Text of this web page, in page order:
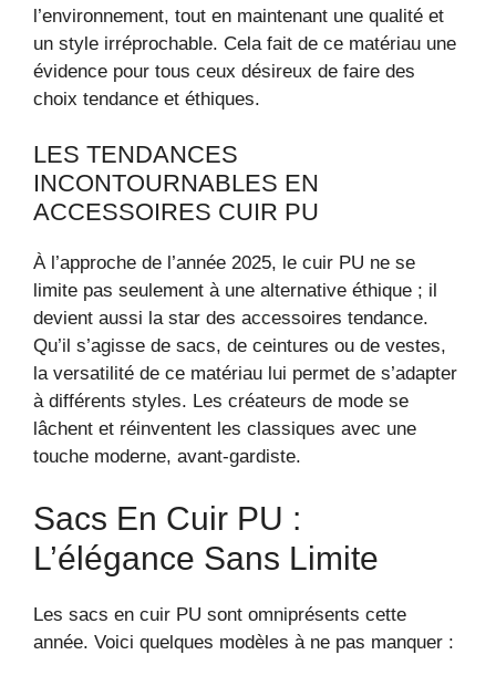
l’environnement, tout en maintenant une qualité et
un style irréprochable. Cela fait de ce matériau une
évidence pour tous ceux désireux de faire des
choix tendance et éthiques.
LES TENDANCES
INCONTOURNABLES EN
ACCESSOIRES CUIR PU
À l’approche de l’année 2025, le cuir PU ne se
limite pas seulement à une alternative éthique ; il
devient aussi la star des accessoires tendance.
Qu’il s’agisse de sacs, de ceintures ou de vestes,
la versatilité de ce matériau lui permet de s’adapter
à différents styles. Les créateurs de mode se
lâchent et réinventent les classiques avec une
touche moderne, avant-gardiste.
Sacs En Cuir PU :
L’élégance Sans Limite
Les sacs en cuir PU sont omniprésents cette
année. Voici quelques modèles à ne pas manquer :